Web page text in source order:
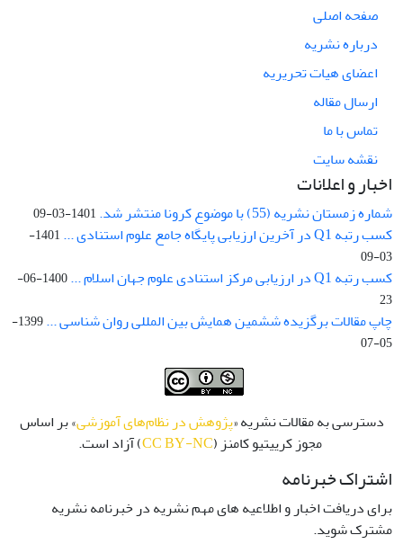
صفحه اصلی
درباره نشریه
اعضای هیات تحریریه
ارسال مقاله
تماس با ما
نقشه سایت
اخبار و اعلانات
شماره زمستان نشریه (55) با موضوع کرونا منتشر شد. 1401-03-09
کسب رتبه Q1 در آخرین ارزیابی پایگاه جامع علوم استنادی ...
1401-
03-09
کسب رتبه Q1 در ارزیابی مرکز استنادی علوم جهان اسلام ...
1400-06-
23
چاپ مقالات برگزیده ششمین همایش بین المللی روان شناسی ...
1399-
05-07
دسترسی به مقالات نشریه «پژوهش در نظام‌های آموزشی» بر اساس
مجوز کرییتیو کامنز (CC BY-NC) آزاد است.
اشتراک خبرنامه
برای دریافت اخبار و اطلاعیه های مهم نشریه در خبرنامه نشریه
مشترک شوید.